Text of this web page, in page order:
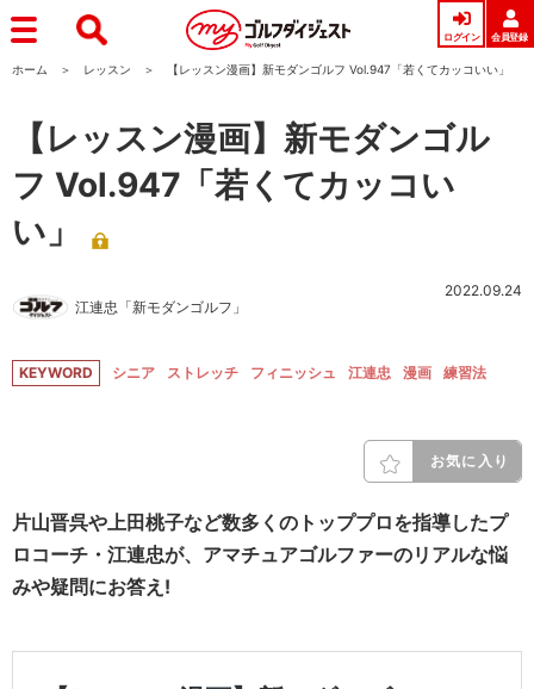
ログイン 会員登録
ホーム レッスン 【レッスン漫画】新モダンゴルフ Vol.947「若くてカッコいい」
【レッスン漫画】新モダンゴル
フ Vol.947「若くてカッコい
い」
江連忠「新モダンゴルフ」
2022.09.24
KEYWORD シニア ストレッチ フィニッシュ 江連忠 漫画 練習法
お気に入り
片山晋呉や上田桃子など数多くのトッププロを指導したプ
ロコーチ・江連忠が、アマチュアゴルファーのリアルな悩
みや疑問にお答え!